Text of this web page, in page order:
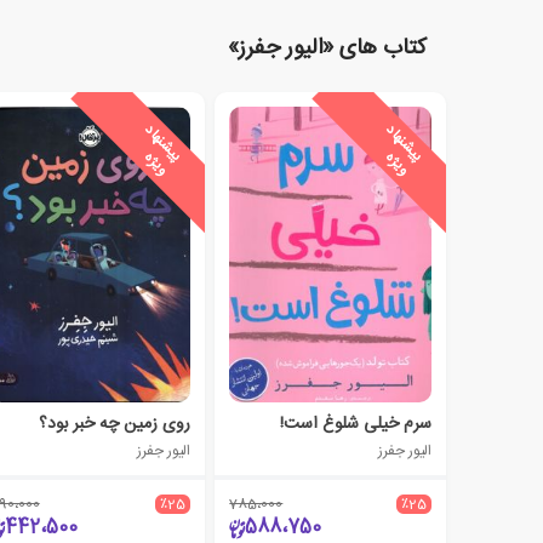
کتاب های «الیور جفرز»
پ
ی
ش
ن
ه
ا
د
و
ی
ژ
ه
سرم خیلی شلوغ است!
الیور جفرز
٪25 785،000
588،750
پ
ی
ش
ن
ه
ا
د
و
ی
ژ
ه
روی زمین چه خبر بود؟
الیور جفرز
٪25
442،500